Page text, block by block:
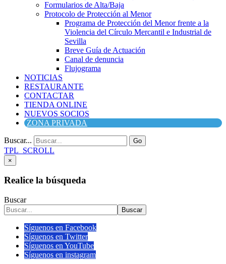
Formularios de Alta/Baja
Protocolo de Protección al Menor
Programa de Protección del Menor frente a la
Violencia del Círculo Mercantil e Industrial de
Sevilla
Breve Guía de Actuación
Canal de denuncia
Flujograma
NOTICIAS
RESTAURANTE
CONTACTAR
TIENDA ONLINE
NUEVOS SOCIOS
ZONA PRIVADA
Buscar... Go
TPL_SCROLL
×
Realice la búsqueda
Buscar
Buscar
Síguenos en Facebook
Síguenos en Twitter
Síguenos en YouTube
Síguenos en instagram